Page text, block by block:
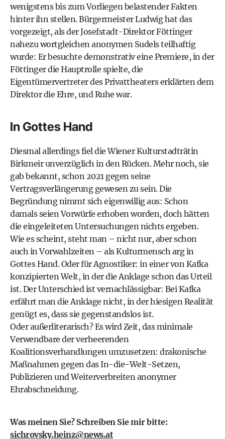
wenigstens bis zum Vorliegen belastender Fakten
hinter ihn stellen. Bürgermeister Ludwig hat das
vorgezeigt, als der Josefstadt-Direktor Föttinger
nahezu wortgleichen anonymen Sudels teilhaftig
wurde: Er besuchte demonstrativ eine Premiere, in der
Föttinger die Hauptrolle spielte, die
Eigentümervertreter des Privattheaters erklärten dem
Direktor die Ehre, und Ruhe war.
In Gottes Hand
Diesmal allerdings fiel die Wiener Kulturstadträtin
Birkmeir unverzüglich in den Rücken. Mehr noch, sie
gab bekannt, schon 2021 gegen seine
Vertragsverlängerung gewesen zu sein. Die
Begründung nimmt sich eigenwillig aus: Schon
damals seien Vorwürfe erhoben worden, doch hätten
die eingeleiteten Untersuchungen nichts ergeben.
Wie es scheint, steht man – nicht nur, aber schon
auch in Vorwahlzeiten – als Kulturmensch arg in
Gottes Hand. Oder für Agnostiker: in einer von Kafka
konzipierten Welt, in der die Anklage schon das Urteil
ist. Der Unterschied ist vernachlässigbar: Bei Kafka
erfährt man die Anklage nicht, in der hiesigen Realität
genügt es, dass sie gegenstandslos ist.
Oder außerliterarisch? Es wird Zeit, das minimale
Verwendbare der verheerenden
Koalitionsverhandlungen umzusetzen: drakonische
Maßnahmen gegen das In-die-Welt-Setzen,
Publizieren und Weiterverbreiten anonymer
Ehrabschneidung.
Was meinen Sie? Schreiben Sie mir bitte:
sichrovsky.heinz@news.at